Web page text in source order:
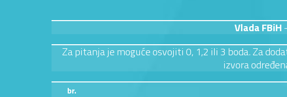
Vlada FBiH
Za pitanja je moguće osvojiti 0, 1,2 ili 3 boda. Za
izvora
br.